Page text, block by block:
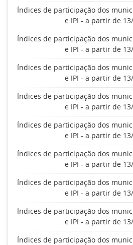
Índices de participação dos
e IPI - a partir de
Índices de participação dos
e IPI - a partir de
Índices de participação dos
e IPI - a partir de
Índices de participação dos
e IPI - a partir de
Índices de participação dos
e IPI - a partir de
Índices de participação dos
e IPI - a partir de
Índices de participação dos
e IPI - a partir de
Índices de participação dos
e IPI - a partir de
Índices de participação dos